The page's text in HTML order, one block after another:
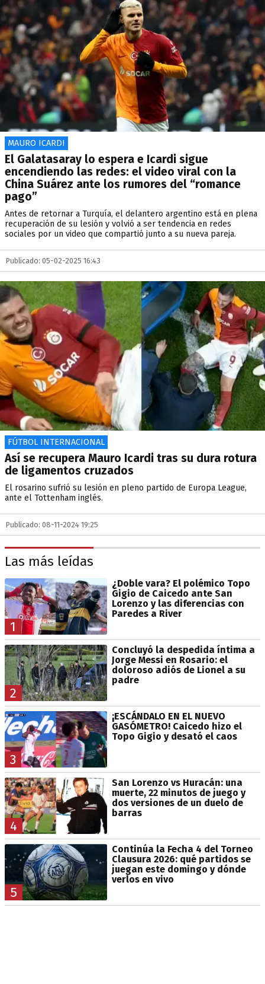
MAURO ICARDI
El Galatasaray lo espera e Icardi sigue
encendiendo las redes: el video viral con la
China Suárez ante los rumores del “romance
pago”
Antes de retornar a Turquía, el delantero argentino está en plena
recuperación de su lesión y volvió a ser tendencia en redes
sociales por un video que compartió junto a su nueva pareja.
Publicado: 05-02-2025 16:43
FÚTBOL INTERNACIONAL
Así se recupera Mauro Icardi tras su dura rotura
de ligamentos cruzados
El rosarino sufrió su lesión en pleno partido de Europa League,
ante el Tottenham inglés.
Publicado: 08-11-2024 19:25
Las más leídas
1
¿Doble vara? El polémico Topo
Gigio de Caicedo ante San
Lorenzo y las diferencias con
Paredes a River
2
Concluyó la despedida íntima a
Jorge Messi en Rosario: el
doloroso adiós de Lionel a su
padre
3
¡ESCÁNDALO EN EL NUEVO
GASÓMETRO! Caicedo hizo el
Topo Gigio y desató el caos
4
San Lorenzo vs Huracán: una
muerte, 22 minutos de juego y
dos versiones de un duelo de
barras
5
Continúa la Fecha 4 del Torneo
Clausura 2026: qué partidos se
juegan este domingo y dónde
verlos en vivo